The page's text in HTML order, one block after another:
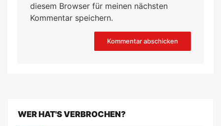
diesem Browser für meinen nächsten
Kommentar speichern.
WER HAT'S VERBROCHEN?